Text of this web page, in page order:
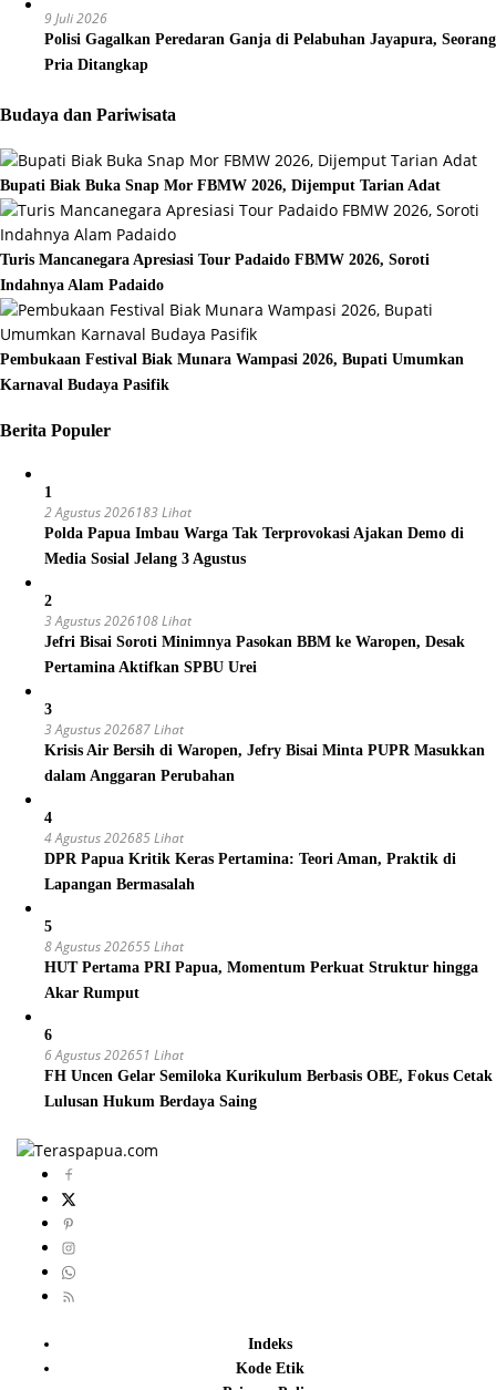
9 Juli 2026
Polisi Gagalkan Peredaran Ganja di Pelabuhan Jayapura, Seorang
Pria Ditangkap
Budaya dan Pariwisata
Bupati Biak Buka Snap Mor FBMW 2026, Dijemput Tarian Adat
Turis Mancanegara Apresiasi Tour Padaido FBMW 2026, Soroti
Indahnya Alam Padaido
Pembukaan Festival Biak Munara Wampasi 2026, Bupati Umumkan
Karnaval Budaya Pasifik
Berita Populer
1
2 Agustus 2026183 Lihat
Polda Papua Imbau Warga Tak Terprovokasi Ajakan Demo di
Media Sosial Jelang 3 Agustus
2
3 Agustus 2026108 Lihat
Jefri Bisai Soroti Minimnya Pasokan BBM ke Waropen, Desak
Pertamina Aktifkan SPBU Urei
3
3 Agustus 202687 Lihat
Krisis Air Bersih di Waropen, Jefry Bisai Minta PUPR Masukkan
dalam Anggaran Perubahan
4
4 Agustus 202685 Lihat
DPR Papua Kritik Keras Pertamina: Teori Aman, Praktik di
Lapangan Bermasalah
5
8 Agustus 202655 Lihat
HUT Pertama PRI Papua, Momentum Perkuat Struktur hingga
Akar Rumput
6
6 Agustus 202651 Lihat
FH Uncen Gelar Semiloka Kurikulum Berbasis OBE, Fokus Cetak
Lulusan Hukum Berdaya Saing
Indeks
Kode Etik